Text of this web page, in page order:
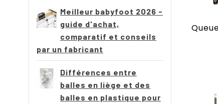
Meilleur babyfoot 2026 -
guide d'achat,
comparatif et conseils
par un fabricant
Différences entre
balles en liège et des
balles en plastique pour